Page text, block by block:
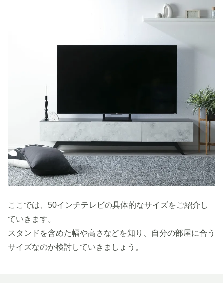
ここでは、50インチテレビの具体的なサイズをご紹介し
ていきます。
スタンドを含めた幅や高さなどを知り、自分の部屋に合う
サイズなのか検討していきましょう。